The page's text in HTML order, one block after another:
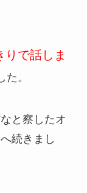
りで話しま
。
と察したオ
続きまし